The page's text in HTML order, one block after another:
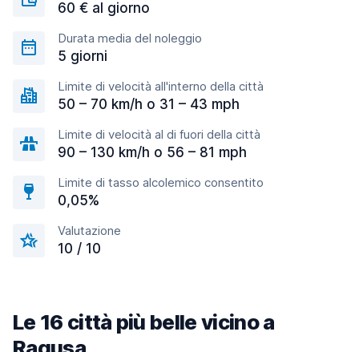
60 € al giorno
Durata media del noleggio
5 giorni
Limite di velocità all'interno della città
50 – 70 km/h o 31 – 43 mph
Limite di velocità al di fuori della città
90 – 130 km/h o 56 – 81 mph
Limite di tasso alcolemico consentito
0,05%
Valutazione
10 / 10
Le 16 città più belle vicino a